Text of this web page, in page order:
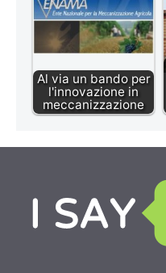
Al via un bando per
l'innovazione in
meccanizzazione